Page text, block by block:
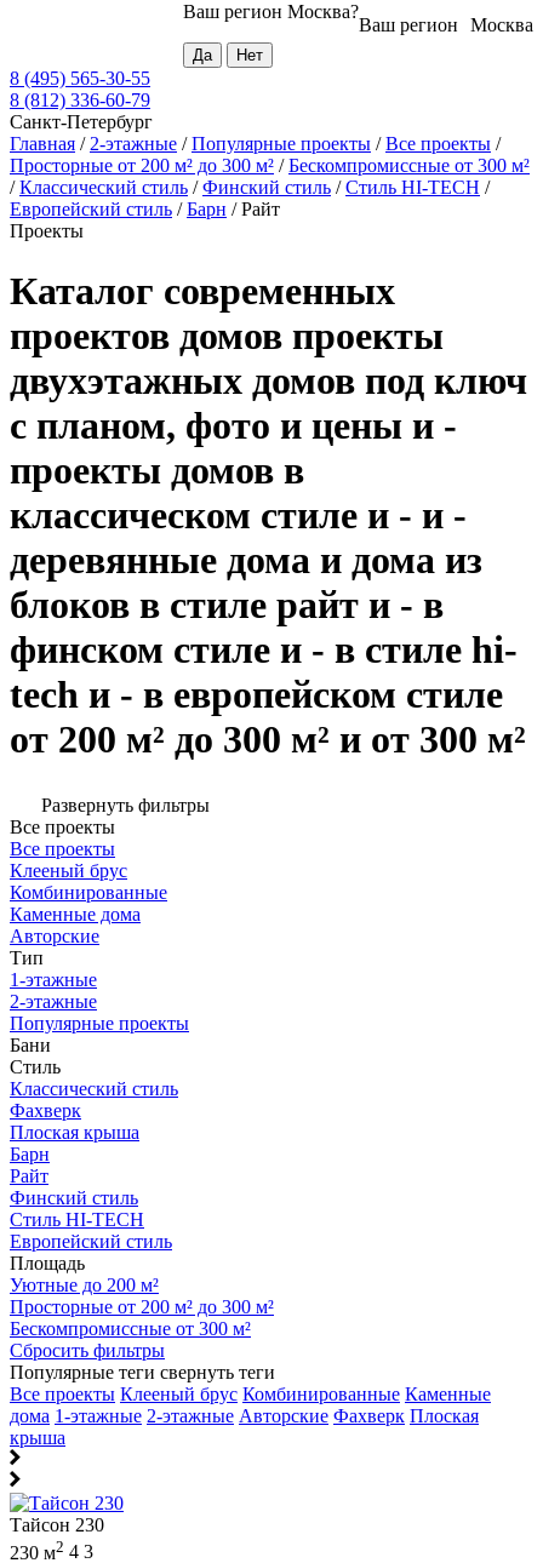
Москва
Ваш регион
Ваш регион Москва?
8 (495) 565-30-55
8 (812) 336-60-79
Санкт-Петербург
Главная / 2-этажные /Популярные проекты /Все проекты /
Просторные от 200 м² до 300 м² /Бескомпромиссные от 300 м²
/Классический стиль /Финский стиль /Стиль HI-TECH /
Европейский стиль /Барн /Райт
Проекты
Каталог современных
проектов домов проекты
двухэтажных домов под ключ
с планом, фото и цены и -
проекты домов в
классическом стиле и - и -
деревянные дома и дома из
блоков в стиле райт и - в
финском стиле и - в стиле hi-
tech и - в европейском стиле
от 200 м² до 300 м² и от 300 м²
Развернуть фильтры
Все проекты
Все проекты
Клееный брус
Комбинированные
Каменные дома
Авторские
Тип
1-этажные
2-этажные
Популярные проекты
Бани
Стиль
Классический стиль
Фахверк
Плоская крыша
Барн
Райт
Финский стиль
Стиль HI-TECH
Европейский стиль
Площадь
Уютные до 200 м²
Просторные от 200 м² до 300 м²
Бескомпромиссные от 300 м²
Сбросить фильтры
Популярные теги свернуть теги
Все проекты Клееный брус Комбинированные Каменные
дома 1-этажные 2-этажные Авторские Фахверк Плоская
крыша
Тайсон 230
230 м2 4 3